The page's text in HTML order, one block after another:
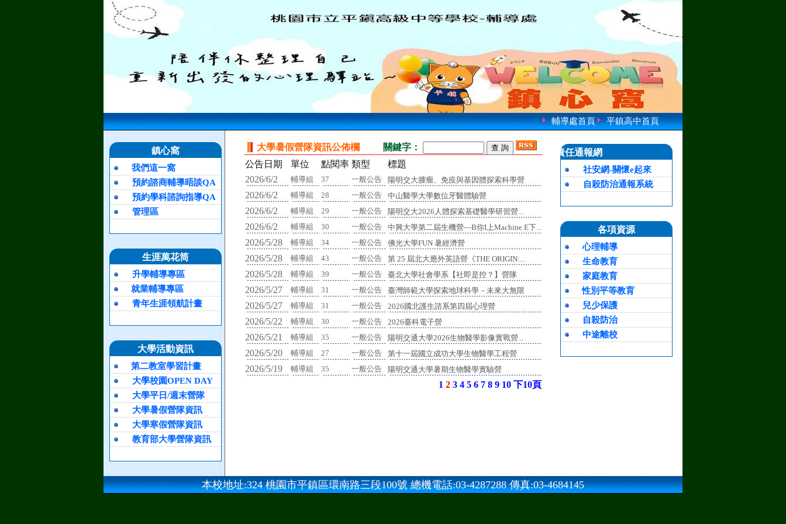
輔導處首頁 平鎮高中首頁
鎮心窩
我們這一窩
預約諮商輔導晤談QA
預約學科諮詢指導QA
管理區
生涯萬花筒
升學輔導專區
就業輔導專區
青年生涯領航計畫
大學活動資訊
第二教室學習計畫
大學校園OPEN DAY
大學平日/週末營隊
大學暑假營隊資訊
大學寒假營隊資訊
教育部大學營隊資訊
大學暑假營隊資訊公佈欄
關鍵字：
公告日期
單位 點閱率 類型
標題
2026/6/2
輔導組 37 一般公告 陽明交大腫瘤、免疫與基因體探索科學營
2026/6/2 輔導組 28 一般公告 中山醫學大學數位牙醫體驗營
2026/6/2 輔導組 29 一般公告 陽明交大2026人體探索基礎醫學研習營...
2026/6/2 輔導組 30 一般公告 中興大學第二屆生機營—B你I上Machine E下...
2026/5/28 輔導組 34 一般公告 佛光大學FUN 暑經濟營
2026/5/28 輔導組 43 一般公告 第 25 屆北大應外英語營《THE ORIGIN:...
2026/5/28 輔導組 39 一般公告 臺北大學社會學系【社即是控？】營隊
2026/5/27 輔導組 31 一般公告 臺灣師範大學探索地球科學－未來大無限
2026/5/27 輔導組 31 一般公告 2026國北護生諮系第四屆心理營
2026/5/22 輔導組 30 一般公告 2026臺科電子營
2026/5/21 輔導組 35 一般公告 陽明交通大學2026生物醫學影像實戰營...
2026/5/20 輔導組 27 一般公告 第十一屆國立成功大學生物醫學工程營
2026/5/19 輔導組 35 一般公告 陽明交通大學暑期生物醫學實驗營
1 2 3 4 5 6 7 8 9 10 下10頁
責任通報網
社安網-關懷e起來
自殺防治通報系統
各項資源
心理輔導
生命教育
家庭教育
性別平等教育
兒少保護
自殺防治
中途離校
本校地址:324 桃園市平鎮區環南路三段100號 總機電話:03-4287288 傳真:03-4684145